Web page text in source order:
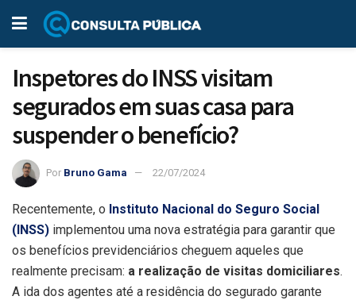
Inspetores do INSS visitam
segurados em suas casa para
suspender o benefício?
Por Bruno Gama 22/07/2024
Recentemente, o Instituto Nacional do Seguro Social
(INSS) implementou uma nova estratégia para garantir que
os benefícios previdenciários cheguem aqueles que
realmente precisam: a realização de visitas domiciliares.
A ida dos agentes até a residência do segurado garante